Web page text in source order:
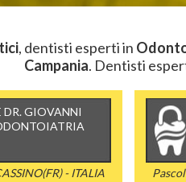
, dentisti esperti in
Campania. Dentisti
GIOVANNI
- ITALIA